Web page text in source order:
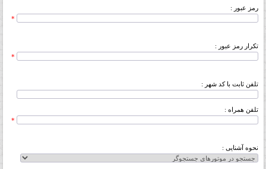
رمز عبور :
*
تکرار رمز عبور :
*
تلفن ثابت با کد شهر :
تلفن همراه :
*
نحوه آشنایی :